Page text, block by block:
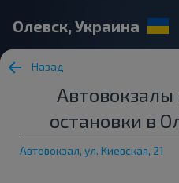
Олевск, Украина
Назад
Автовокзалы
остановки в
Автовокзал, ул. Киевская, 21